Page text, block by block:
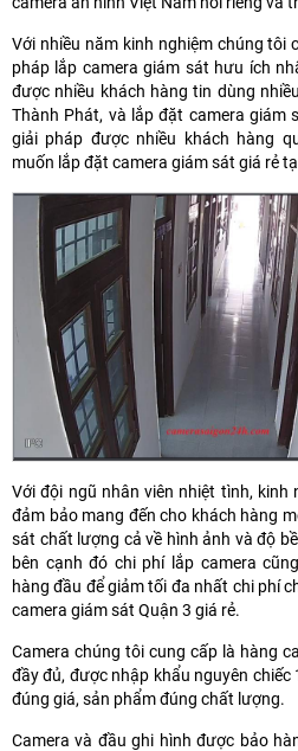
Với nhiều năm kinh nghiệm chúng tôi
pháp lắp camera giám sát hưu ích
được nhiều khách hàng tin dùng
Thành Phát, và lắp đặt camera giám
giải pháp được nhiều khách hàng
muốn lắp đặt camera giám sát giá rẻ
Với đội ngũ nhân viên nhiệt tình, kinh
đảm bảo mang đến cho khách hàng
sát chất lượng cả về hình ảnh và độ
bên cạnh đó chi phí lắp camera
hàng đầu để giảm tối đa nhất chi phí
camera giám sát Quận 3 giá rẻ.
Camera chúng tôi cung cấp là hàng
đầy đủ, được nhập khẩu nguyên chiếc
đúng giá, sản phẩm đúng chất lượng.
Camera và đầu ghi hình được bảo